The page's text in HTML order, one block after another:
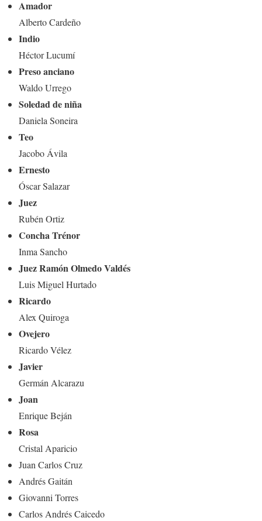
Amador
Alberto Cardeño
Indio
Héctor Lucumí
Preso anciano
Waldo Urrego
Soledad de niña
Daniela Soneira
Teo
Jacobo Ávila
Ernesto
Óscar Salazar
Juez
Rubén Ortiz
Concha Trénor
Inma Sancho
Juez Ramón Olmedo Valdés
Luis Miguel Hurtado
Ricardo
Alex Quiroga
Ovejero
Ricardo Vélez
Javier
Germán Alcarazu
Joan
Enrique Beján
Rosa
Cristal Aparicio
Juan Carlos Cruz
Andrés Gaitán
Giovanni Torres
Carlos Andrés Caicedo